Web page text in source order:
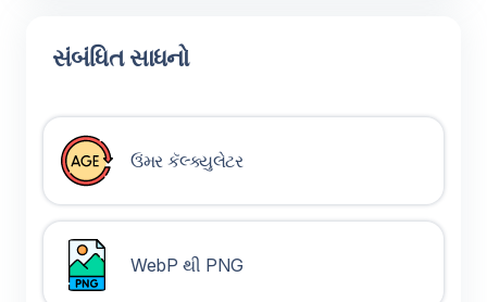
સંબંધિત સાધનો
ઉંમર કૅલ્ક્યુલેટર
WebP થી PNG